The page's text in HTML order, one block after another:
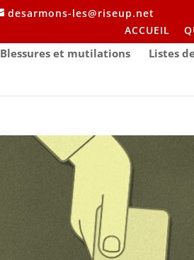
desarmons-les@riseup.net
ACCUEIL
Blessures et mutilations Listes